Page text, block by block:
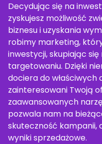
Decydując się na
zyskujesz możliwość
biznesu i uzyskania
robimy marketing,
inwestycji, skupiając
targetowaniu. Dzięki
dociera do
zainteresowani Twoją
zaawansowanych
pozwala nam na
skuteczność kampanii,
wyniki sprzedażowe.